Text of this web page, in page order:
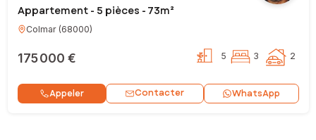
Appartement - 5 pièces - 73m²
Colmar(68000)
175 000 € 5 3 2
Appeler Contacter WhatsApp